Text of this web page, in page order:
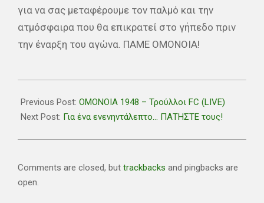
για να σας μεταφέρουμε τον παλμό και την
ατμόσφαιρα που θα επικρατεί στο γήπεδο πριν
την έναρξη του αγώνα. ΠΑΜΕ ΟΜΟΝΟΙΑ!
05-
07
Previous Post: ΟΜΟΝΟΙΑ 1948 – Τρούλλοι FC (LIVE)
Next Post: Για ένα ενενηντάλεπτο… ΠΑΤΗΣΤΕ τους!
Comments are closed, but trackbacks and pingbacks are
open.